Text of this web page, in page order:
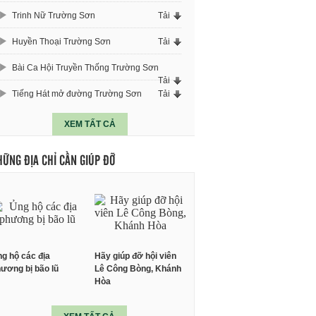
Trinh Nữ Trường Sơn Tải
Huyền Thoại Trường Sơn Tải
Bài Ca Hội Truyền Thống Trường Sơn
Tải
Tiếng Hát mở đường Trường Sơn
Tải
XEM TẤT CẢ
ĐỊA CHỈ CẦN GIÚP ĐỠ
hộ các địa
bị bão lũ
Hãy giúp đỡ hội viên
Lê Công Bòng, Khánh
Hòa